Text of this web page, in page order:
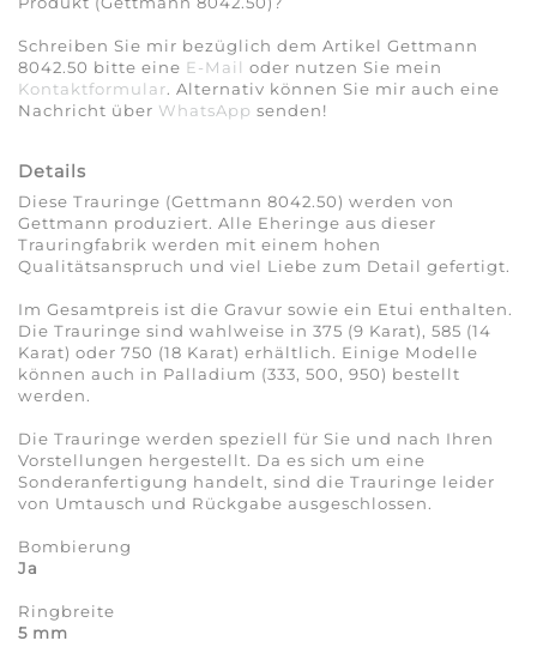
Schreiben Sie mir bezüglich dem Artikel Gettmann
8042.50 bitte eine E-Mail oder nutzen Sie mein
Kontaktformular. Alternativ können Sie mir auch eine
Nachricht über WhatsApp senden!
Details
Diese Trauringe (Gettmann 8042.50) werden von
Gettmann produziert. Alle Eheringe aus dieser
Trauringfabrik werden mit einem hohen
Qualitätsanspruch und viel Liebe zum Detail gefertigt.
Im Gesamtpreis ist die Gravur sowie ein Etui enthalten.
Die Trauringe sind wahlweise in 375 (9 Karat), 585 (14
Karat) oder 750 (18 Karat) erhältlich. Einige Modelle
können auch in Palladium (333, 500, 950) bestellt
werden.
Die Trauringe werden speziell für Sie und nach Ihren
Vorstellungen hergestellt. Da es sich um eine
Sonderanfertigung handelt, sind die Trauringe leider
von Umtausch und Rückgabe ausgeschlossen.
Bombierung
Ja
Ringbreite
5 mm